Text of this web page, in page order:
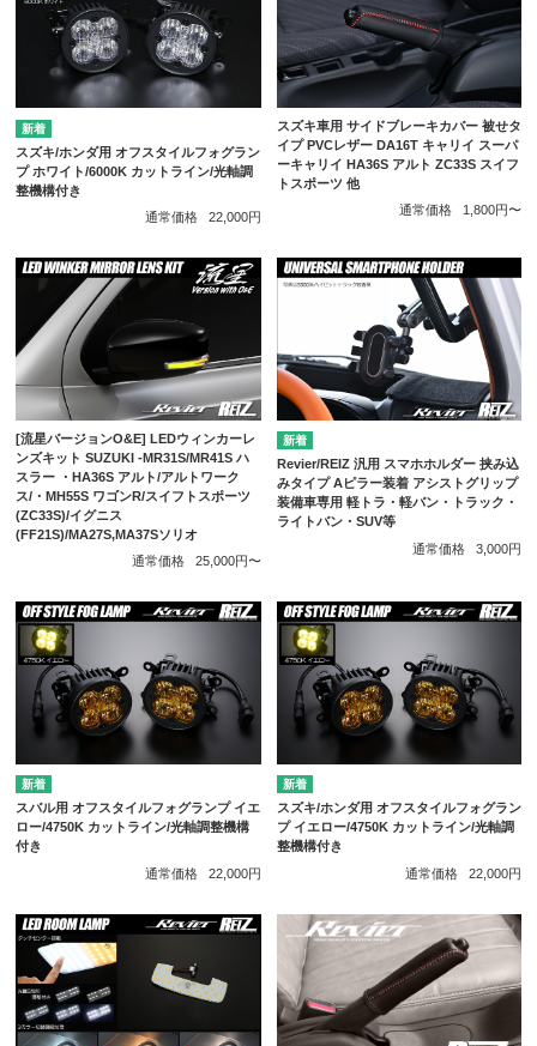
スズキ/ホンダ用 オフスタイルフォグラン
プ ホワイト/6000K カットライン/光軸調
整機構付き
通常価格
22,000円
スズキ車用 サイドブレーキカバー 被せタ
イプ PVCレザー DA16T キャリイ スーパ
ーキャリイ HA36S アルト ZC33S スイフ
トスポーツ 他
通常価格
1,800円〜
[流星バージョンO&E] LEDウィンカーレ
ンズキット SUZUKI -MR31S/MR41S ハ
スラー ・HA36S アルト/アルトワーク
ス/・MH55S ワゴンR/スイフトスポーツ
(ZC33S)/イグニス
(FF21S)/MA27S,MA37Sソリオ
通常価格
25,000円〜
Revier/REIZ 汎用 スマホホルダー 挟み込
みタイプ Aピラー装着 アシストグリップ
装備車専用 軽トラ・軽バン・トラック・
ライトバン・SUV等
通常価格
3,000円
スバル用 オフスタイルフォグランプ イエ
ロー/4750K カットライン/光軸調整機構
付き
通常価格
22,000円
スズキ/ホンダ用 オフスタイルフォグラン
プ イエロー/4750K カットライン/光軸調
整機構付き
通常価格
22,000円